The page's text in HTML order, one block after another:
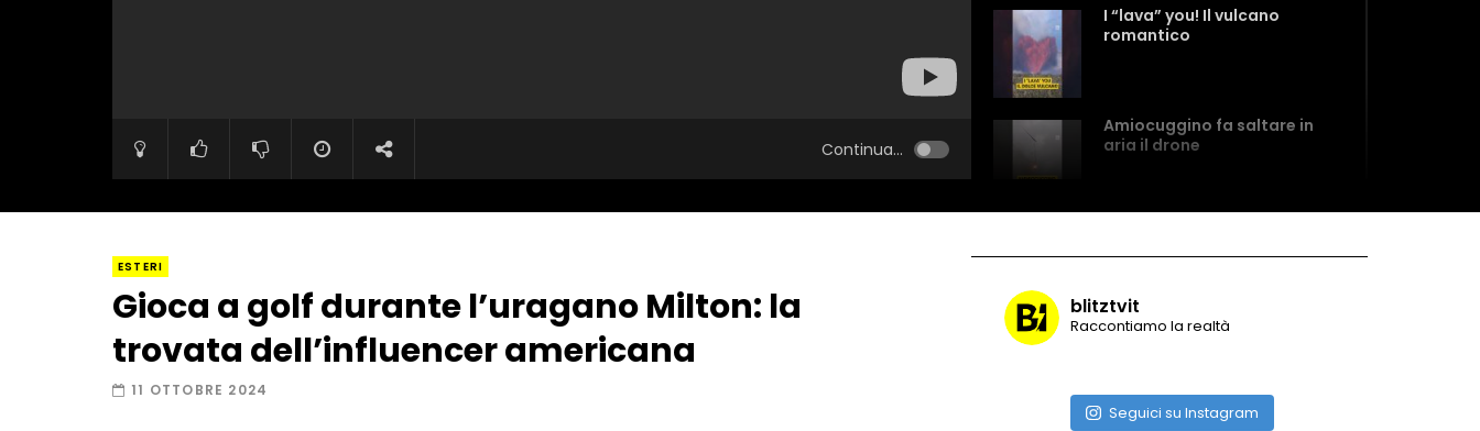
Continua...
I “lava” you! Il vulcano
romantico
Amiocuggino fa saltare in
aria il drone
ESTERI
Gioca a golf durante l’uragano Milton: la
trovata dell’influencer americana
11 OTTOBRE 2024
blitztvit
Raccontiamo la realtà
Seguici su Instagram